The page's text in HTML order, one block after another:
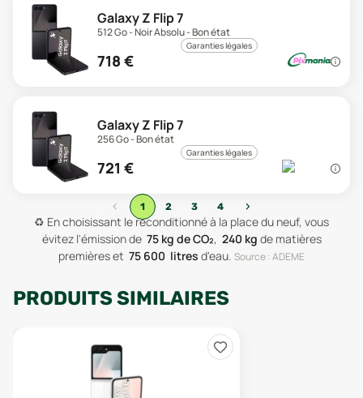
Galaxy Z Flip 7
512 Go - Noir Absolu - Bon état
Garanties légales
718 €
Galaxy Z Flip 7
256 Go - Bon état
Garanties légales
721 €
‹ 1 2 3 4
›
♻️ En choisissant le reconditionné à la place du neuf, vous
évitez l'émission de 75 kg de CO₂, 240 kg de matières
premièreset 75 600 litres d'eau. Source : ADEME
PRODUITS SIMILAIRES